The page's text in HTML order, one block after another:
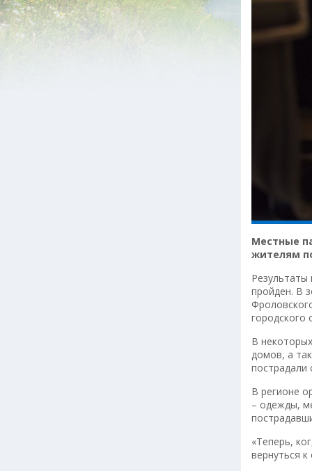
Местные
жителям
Результаты
пройден. В
городского
В
домов, а
пострадали
В регионе
– одежды,
«Теперь,
вернуться